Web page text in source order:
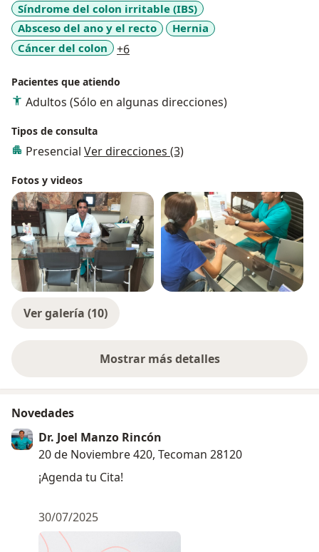
Síndrome del colon irritable (IBS)
Absceso del ano y el recto
Hernia
Cáncer del colon
+6a11y_sr_more_diseases
Pacientes que atiendo
Adultos (Sólo en algunas direcciones)
Tipos de consulta
Presencial Ver direcciones (3)
Fotos y videos
Ver galería (10)
Mostrar más detalles
sobre la experiencia
Novedades
Dr. Joel Manzo Rincón
20 de Noviembre 420, Tecoman 28120
¡Agenda tu Cita!
30/07/2025